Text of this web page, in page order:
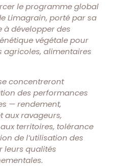
le programme global
Limagrain, porté par sa
à développer des
végétale pour
agricoles, alimentaires
concentreront
des performances
— rendement,
aux ravageurs,
territoires, tolérance
de l’utilisation des
leurs qualités